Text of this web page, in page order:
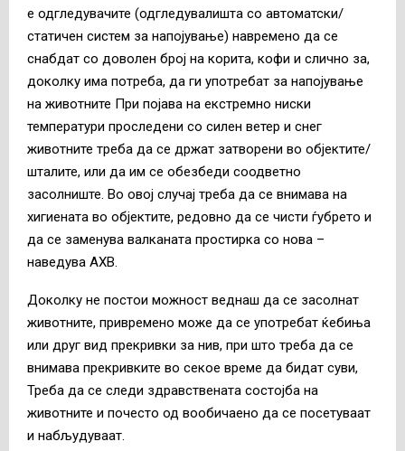
е одгледувачите (одгледувалишта со автоматски/
статичен систем за напојување) навремено да се
снабдат со доволен број на корита, кофи и слично за,
доколку има потреба, да ги употребат за напојување
на животните При појава на екстремно ниски
температури проследени со силен ветер и снег
животните треба да се држат затворени во објектите/
шталите, или да им се обезбеди соодветно
засолниште. Во овој случај треба да се внимава на
хигиената во објектите, редовно да се чисти ѓубрето и
да се заменува валканата простирка со нова –
наведува АХВ.
Доколку не постои можност веднаш да се засолнат
животните, привремено може да се употребат ќебиња
или друг вид прекривки за нив, при што треба да се
внимава прекривките во секое време да бидат суви,
Треба да се следи здравствената состојба на
животните и почесто од вообичаено да се посетуваат
и набљудуваат.